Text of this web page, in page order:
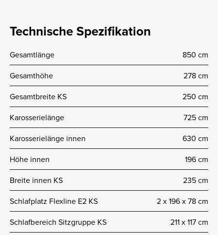
Technische Spezifikation
Gesamtlänge
850 cm
Gesamthöhe
278 cm
Gesamtbreite KS
250 cm
Karosserielänge
725 cm
Karosserielänge innen
630 cm
Höhe innen
196 cm
Breite innen KS
235 cm
Schlafplatz Flexline E2 KS
2 x 196 x 78 cm
Schlafbereich Sitzgruppe KS
211 x 117 cm